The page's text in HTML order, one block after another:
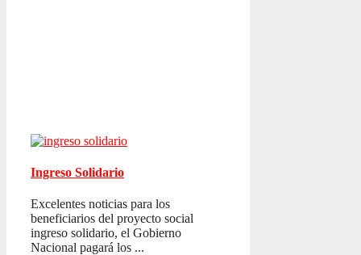
Ingreso Solidario
Excelentes noticias para los
beneficiarios del proyecto social
ingreso solidario, el Gobierno
Nacional pagará los ...